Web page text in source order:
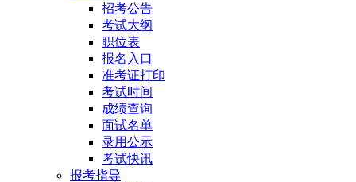
招考公告
考试大纲
职位表
报名入口
准考证打印
考试时间
成绩查询
面试名单
录用公示
考试快讯
报考指导